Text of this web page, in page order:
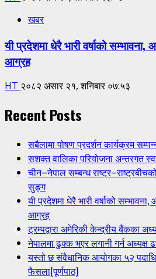
खबर
यी प्रदेशमा धेरै भारी वर्षाको
आग्रह
HT २०८२ असार २१, शनिबार ०७:५३
Recent Posts
सबैलामा पोषण प्रदर्शन कार्यक्रम
सशक्त वालिका परियोजना अन्तरगत
चीन–नेपाल सम्बन्ध
सुङ्ग
यी प्रदेशमा धेरै भारी वर्षाको
आग्रह
ट्रम्पद्वारा अमेरिकी केन्द्रीय बैंकका
नेपालमा ढुक्क भएर लगानी गर्न
यस्तो छ संवैधानिक आयोगका ५२
फैसला(पूर्णपाठ)